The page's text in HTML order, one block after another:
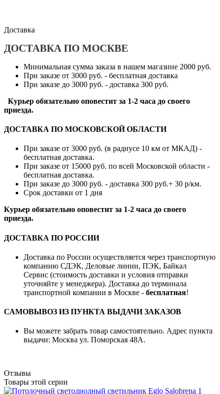
Доставка
ДОСТАВКА ПО МОСКВЕ
Минимальная сумма заказа в нашем магазине 2000 руб.
При заказе от 3000 руб. - бесплатная доставка
При заказе до 3000 руб. - доставка 300 руб.
Курьер обязательно оповестит за 1-2 часа до своего
приезда.
ДОСТАВКА ПО МОСКОВСКОЙ ОБЛАСТИ
При заказе от 3000 руб. (в радиусе 10 км от МКАД) -
бесплатная доставка.
При заказе от 15000 руб. по всей Московской области -
бесплатная доставка.
При заказе до 3000 руб. - доставка 300 руб.+ 30 р/км.
Срок доставки от 1 дня
Курьер обязательно оповестит за 1-2 часа до своего
приезда.
ДОСТАВКА ПО РОССИИ
Доставка по России осуществляется через транспортную
компанию СДЭК, Деловые линии, ПЭК, Байкал
Сервис (стоимость доставки и условия отправки
уточняйте у менеджера). Доставка до терминала
транспортной компании в Москве - бесплатная!
САМОВЫВОЗ ИЗ ПУНКТА ВЫДАЧИ ЗАКАЗОВ
Вы можете забрать товар самостоятельно. Адрес пункта
выдачи: Москва ул. Поморская 48А.
Отзывы
Товары этой серии